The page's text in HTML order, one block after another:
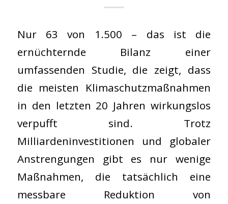
Nur 63 von 1.500 – das ist die
ernüchternde Bilanz einer
umfassenden Studie, die zeigt, dass
die meisten Klimaschutzmaßnahmen
in den letzten 20 Jahren wirkungslos
verpufft sind. Trotz
Milliardeninvestitionen und globaler
Anstrengungen gibt es nur wenige
Maßnahmen, die tatsächlich eine
messbare Reduktion von